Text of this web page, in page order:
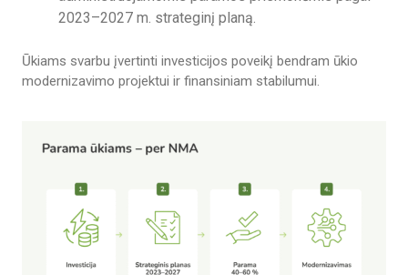
2023–2027 m. strateginį planą.
Ūkiams svarbu įvertinti investicijos poveikį bendram ūkio
modernizavimo projektui ir finansiniam stabilumui.